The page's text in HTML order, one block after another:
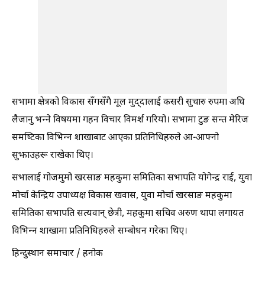
सभामा क्षेत्रको विकास सँगसँगै मूल मुद्दालाई कसरी सुचारु रुपमा अघि
लैजानु भन्ने विषयमा गहन विचार विमर्श गरियो। सभामा टुङ सन्त मेरिज
समष्टिका विभिन्न शाखाबाट आएका प्रतिनिधिहरुले आ-आफ्नो
सुझाउहरू राखेका थिए।
सभालाई गोजमुमो खरसाङ महकुमा समितिका सभापति योगेन्द्र राई, युवा
मोर्चा केन्द्रिय उपाध्यक्ष विकास खवास, युवा मोर्चा खरसाङ महकुमा
समितिका सभापति सत्यवान् छेत्री, महकुमा सचिव अरुण थापा लगायत
विभिन्न शाखामा प्रतिनिधिहरुले सम्बोधन गरेका थिए।
हिन्दुस्थान समाचार / हनोक